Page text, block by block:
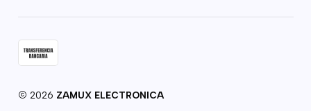
2026 ZAMUX ELECTRONICA